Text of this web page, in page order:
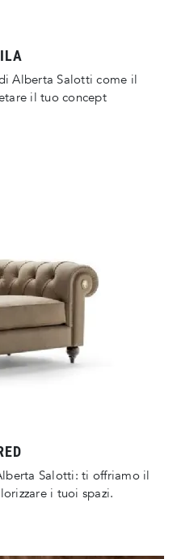
Alberta Salotti come il
il tuo concept
Salotti: ti offriamo il
i tuoi spazi.